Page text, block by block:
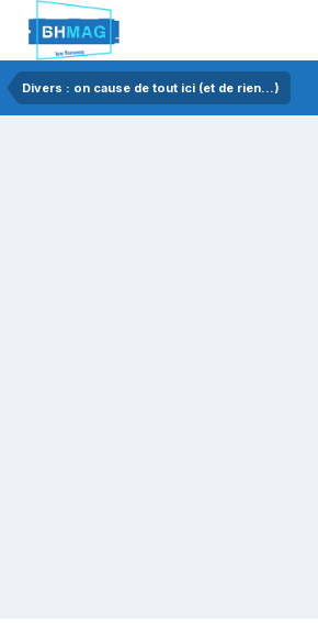
Divers : on cause de tout ici (et de rien...)